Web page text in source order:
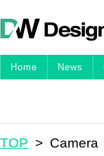
Home News
TOP > Camera